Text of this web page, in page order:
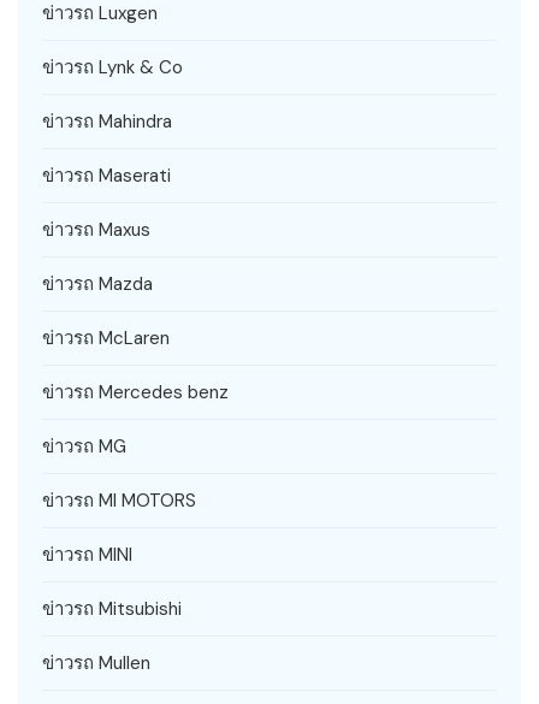
ข่าวรถ Luxgen
ข่าวรถ Lynk & Co
ข่าวรถ Mahindra
ข่าวรถ Maserati
ข่าวรถ Maxus
ข่าวรถ Mazda
ข่าวรถ McLaren
ข่าวรถ Mercedes benz
ข่าวรถ MG
ข่าวรถ MI MOTORS
ข่าวรถ MINI
ข่าวรถ Mitsubishi
ข่าวรถ Mullen